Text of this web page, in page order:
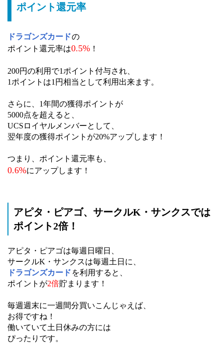
ポイント還元率
ドラゴンズカードの
ポイント還元率は0.5% ！
200円の利用で1ポイント付与され、
1ポイントは1円相当として利用出来ます。
さらに、1年間の獲得ポイントが
5000点を超えると、
UCSロイヤルメンバーとして、
翌年度の獲得ポイントが20%アップします！
つまり、ポイント還元率も、
0.6%にアップします！
アピタ・ピアゴ、サークルK・サンクスでは
ポイント2倍！
アピタ・ピアゴは毎週日曜日、
サークルK・サンクスは毎週土日に、
ドラゴンズカード を利用すると、
ポイントが2倍貯まります！
毎週週末に一週間分買いこんじゃえば、
お得ですね！
働いていて土日休みの方には
ぴったりです。